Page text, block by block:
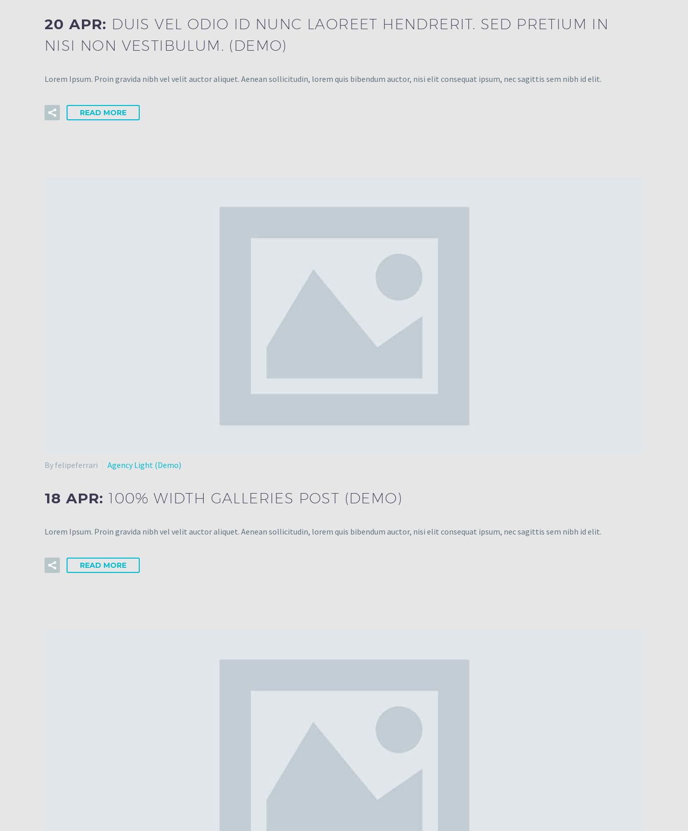
20 APR: DUIS VEL ODIO ID NUNC LAOREET HENDRERIT. SED PRETIUM IN
NISI NON VESTIBULUM. (DEMO)
Lorem Ipsum. Proin gravida nibh vel velit auctor aliquet. Aenean sollicitudin, lorem quis bibendum auctor, nisi elit consequat ipsum, nec sagittis sem nibh id elit.
READ MORE
By felipeferrari Agency Light (Demo)
18 APR:100% WIDTH GALLERIES POST (DEMO)
Lorem Ipsum. Proin gravida nibh vel velit auctor aliquet. Aenean sollicitudin, lorem quis bibendum auctor, nisi elit consequat ipsum, nec sagittis sem nibh id elit.
READ MORE